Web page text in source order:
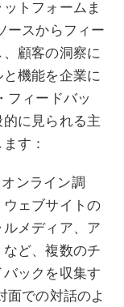
トフォームま
ースからフィー
顧客の洞察に
機能を企業に
フィードバッ
に見られる主
す：
ンライン調
ェブサイトの
メディア、ア
ど、複数のチ
ックを収集す
面での対話のよ